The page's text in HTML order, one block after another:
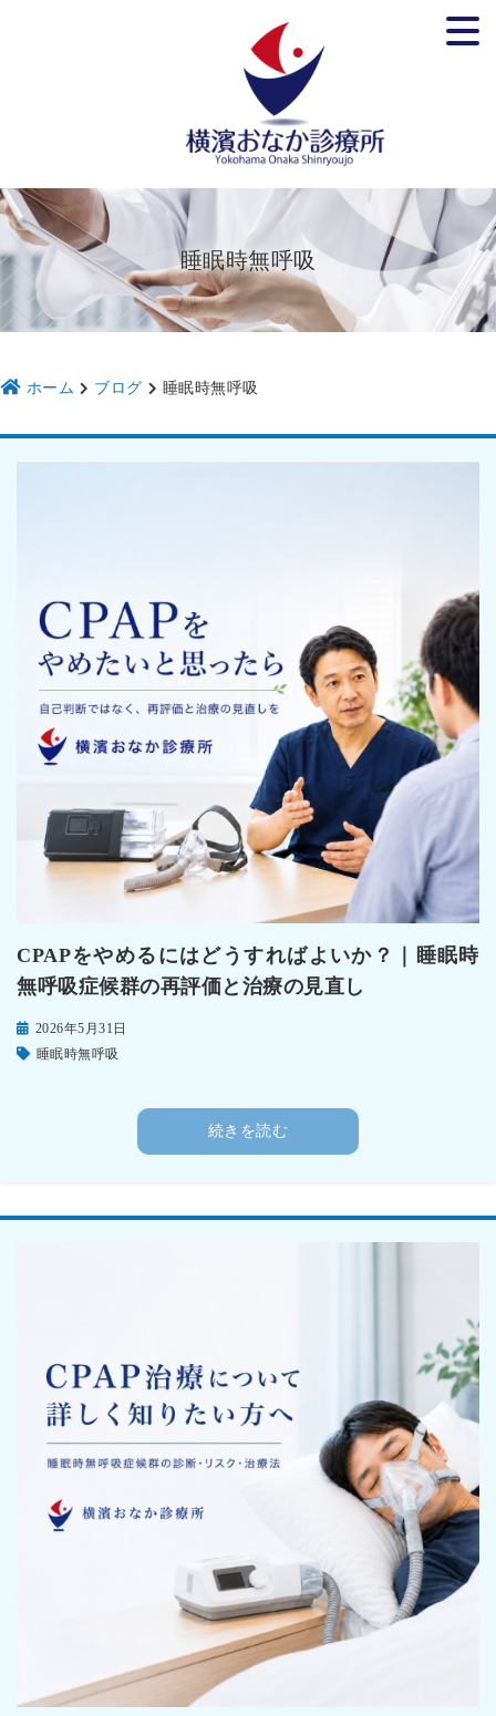
院長紹介
診療案内
予約 ブログ・お知らせ
アクセス スタッフ募集
かかりつけ医
ワクチン、予防接種 自由診療
肥満治療 マンジャロ®
睡眠時無呼吸
ホーム ブログ 睡眠時無呼吸
CPAPをやめるにはどうすればよいか？｜睡眠時
無呼吸症候群の再評価と治療の見直し
2026年5月31日
睡眠時無呼吸
続きを読む